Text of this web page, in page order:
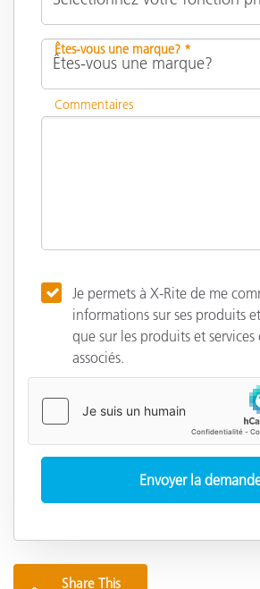
Êtes-vous une marque? *
Commentaires
Je permets à X-Rite de me
informations sur ses produits
que sur les produits et services
associés.
Share This